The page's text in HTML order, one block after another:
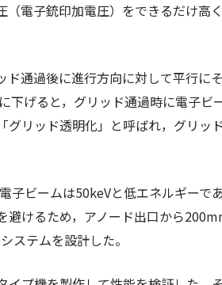
（電子銃印加電圧）をできるだけ高
ド通過後に進行方向に対して平行に
下げると，グリッド通過時に電子
グリッド透明化」と呼ばれ，グリッ
子ビームは50keVと低エネルギーで
避けるため，アノード出口から
ステムを設計した。